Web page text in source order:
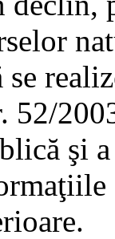
se
52/
şi